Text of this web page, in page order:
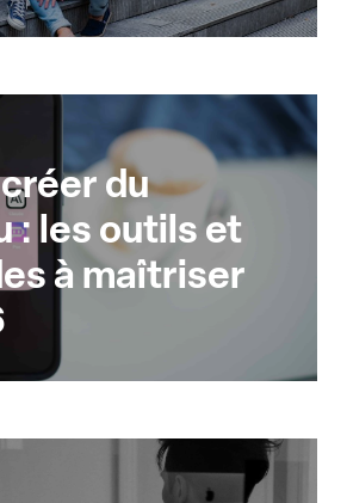
du
: les outils et
à maîtriser